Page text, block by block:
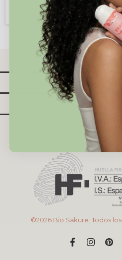
Una publicación compartida de
SAKURE
©2026 Bio Sakure. Todos